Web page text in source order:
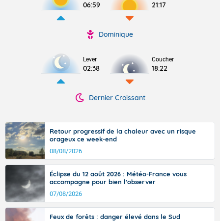
06:59 21:17
Dominique
Lever
02:38
Coucher
18:22
Dernier Croissant
Retour progressif de la chaleur avec un risque
orageux ce week-end
08/08/2026
Éclipse du 12 août 2026 : Météo-France vous
accompagne pour bien l'observer
07/08/2026
Feux de forêts : danger élevé dans le Sud